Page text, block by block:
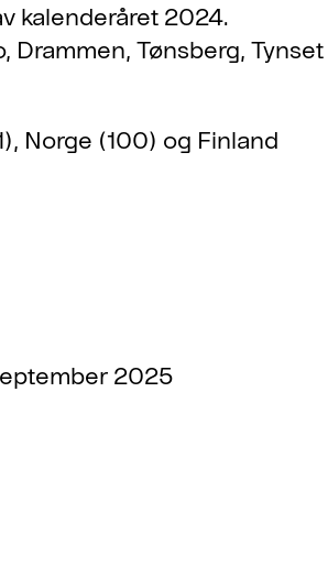
kalenderåret 2024.
Drammen, Tønsberg, Tynset
Norge (100) og Finland
2025